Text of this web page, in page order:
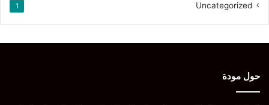
Uncategorized
1
حول مودة